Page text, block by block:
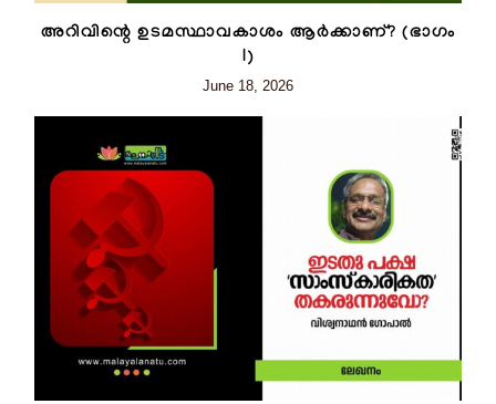
അറിവിന്റെ ഉടമസ്ഥാവകാശം ആർക്കാണ്? (ഭാഗം
I)
June 18, 2026